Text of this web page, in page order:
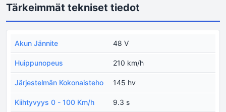
Tärkeimmät tekniset tiedot
Akun Jännite 48 V
Huippunopeus 210 km/h
Järjestelmän Kokonaisteho 145 hv
Kiihtyvyys 0 - 100 Km/h 9.3 s